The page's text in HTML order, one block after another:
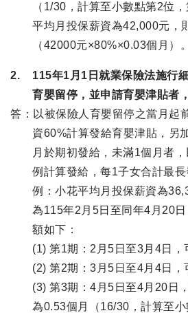
（1/30，計算至小數點第2位
平均月投保薪資為42,000元，
（42000元×80%×0.03個月）。
2. 115年1月1日就業保險法施行
育嬰留停，並申請育嬰津貼者
答：以被保險人育嬰留停之當月起
資60%計算發給育嬰津貼，另
月於期初發給，未滿1個月者
例計算發給，每1子女合計最長
例：小花平均月投保薪資為
為115年2月5日至同年4月20
額如下：
(1) 第1期：2月5日至3月4日，
(2) 第2期：3月5日至4月4日，
(3) 第3期：4月5日至4月20日
為0.53個月（16/30，計算至